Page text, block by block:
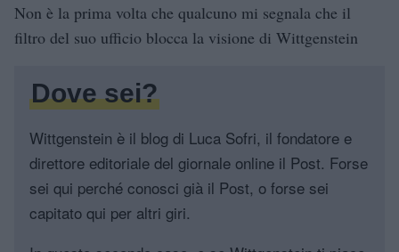
Non è la prima volta che qualcuno mi segnala che il
filtro del suo ufficio blocca la visione di Wittgenstein
Dove sei?
Wittgenstein è il blog di Luca Sofri, il fondatore e
direttore editoriale del giornale online il Post. Forse
sei qui perché conosci già il Post, o forse sei
capitato qui per altri giri.